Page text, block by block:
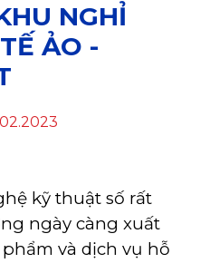
NGHỈ
ẢO -
kỹ thuật số rất
ngày càng xuất
và dịch vụ hỗ